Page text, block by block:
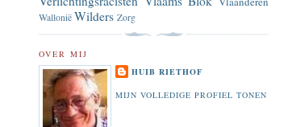
Wallonië Wilders Zorg
OVER MIJ
HUIB RIETHOF
MIJN VOLLEDIGE PROFIEL TONEN